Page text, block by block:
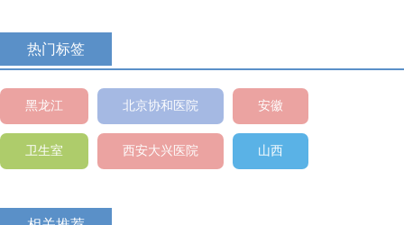
热门标签
黑龙江 北京协和医院 安徽
卫生室 西安大兴医院 山西